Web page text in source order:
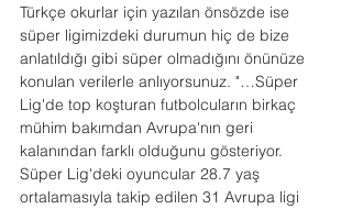
Türkçe okurlar için yazılan önsözde ise
süper ligimizdeki durumun hiç de bize
anlatıldığı gibi süper olmadığını önünüze
konulan verilerle anlıyorsunuz. "…Süper
Lig'de top koşturan futbolcuların birkaç
mühim bakımdan Avrupa'nın geri
kalanından farklı olduğunu gösteriyor.
Süper Lig'deki oyuncular 28.7 yaş
ortalamasıyla takip edilen 31 Avrupa ligi